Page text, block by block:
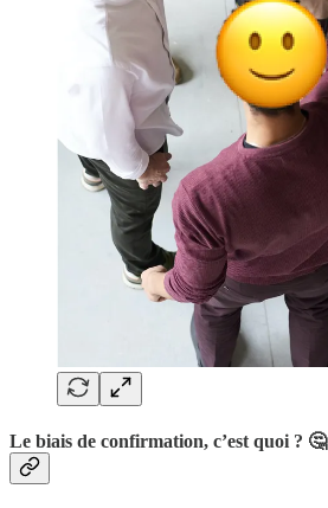
Le biais de confirmation, c’est quoi ? 🤔